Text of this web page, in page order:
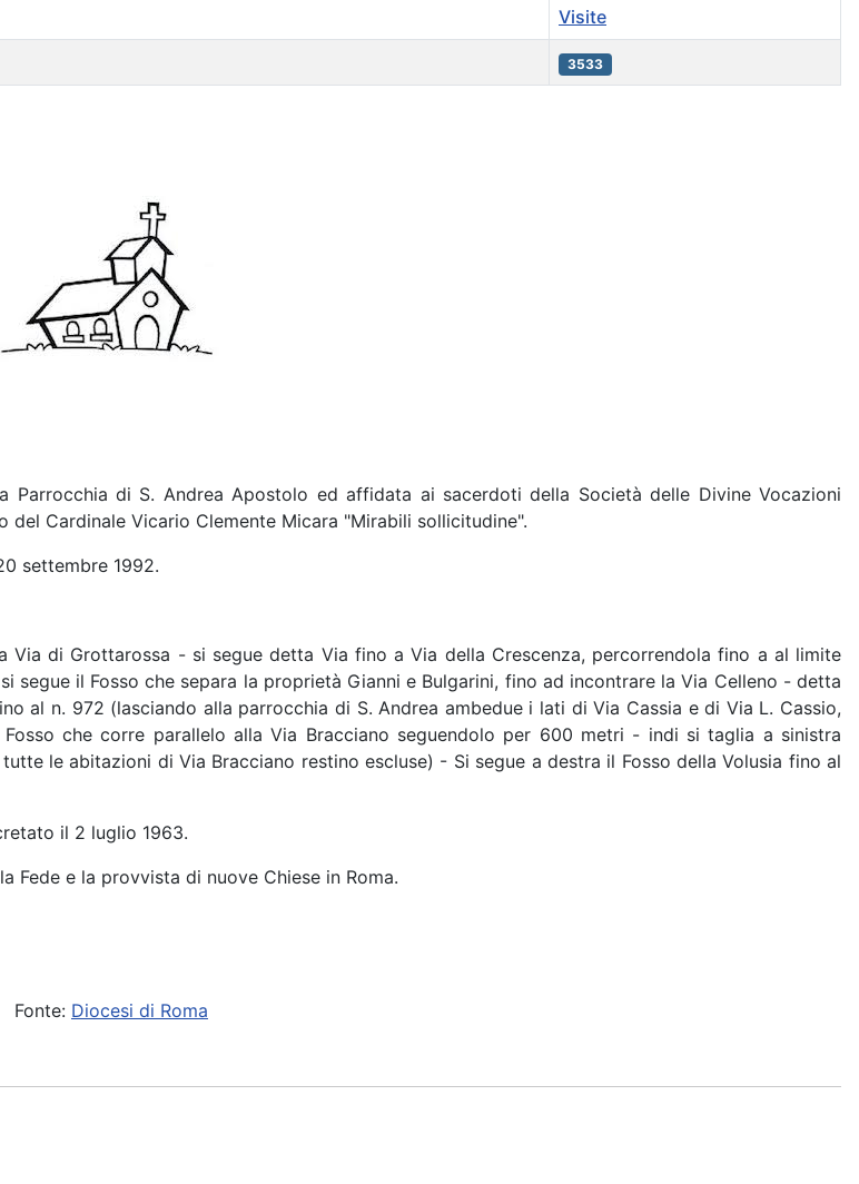
Visite
3533
di S. Andrea Apostolo ed affidata ai sacerdoti della Società delle Divine Vocazioni
Cardinale Vicario Clemente Micara "Mirabili sollicitudine".
settembre 1992.
Via di Grottarossa - si segue detta Via fino a Via della Crescenza, percorrendola fino a al limite
segue il Fosso che separa la proprietà Gianni e Bulgarini, fino ad incontrare la Via Celleno - detta
al n. 972 (lasciando alla parrocchia di S. Andrea ambedue i lati di Via Cassia e di Via L. Cassio,
che corre parallelo alla Via Bracciano seguendolo per 600 metri - indi si taglia a sinistra
le abitazioni di Via Bracciano restino escluse) - Si segue a destra il Fosso della Volusia fino al
il 2 luglio 1963.
Fede e la provvista di nuove Chiese in Roma.
Fonte: Diocesi di Roma